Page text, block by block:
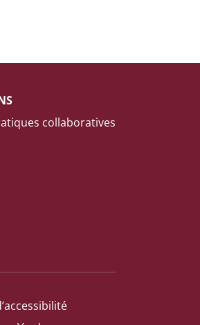
collaboratives